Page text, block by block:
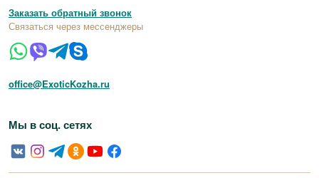
Заказать обратный звонок
Связаться через мессенджеры
office@ExoticKozha.ru
Мы в соц. сетях